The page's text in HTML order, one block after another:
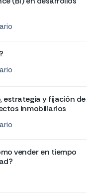
estrategia y fijación de
inmobiliarios
vender en tiempo